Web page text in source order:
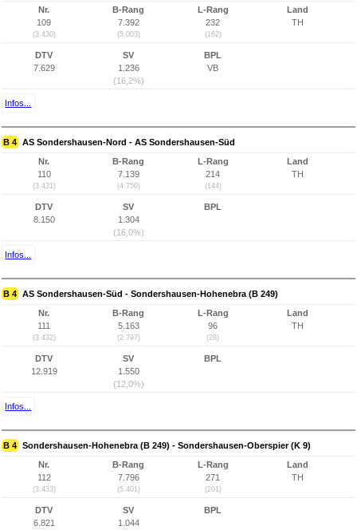
Nr.
109
(3.430)
B-Rang
7.392
(5.003)
L-Rang
232
(162)
Land
TH
DTV
7.629
SV
1.236
(16,2%)
BPL
VB
Infos...
B 4 AS Sondershausen-Nord - AS Sondershausen-Süd
Nr.
110
(3.431)
B-Rang
7.139
(4.750)
L-Rang
214
(144)
Land
TH
DTV
8.150
SV
1.304
(16,0%)
BPL
Infos...
B 4 AS Sondershausen-Süd - Sondershausen-Hohenebra (B 249)
Nr.
111
(3.432)
B-Rang
5.163
(2.797)
L-Rang
96
(28)
Land
TH
DTV
12.919
SV
1.550
(12,0%)
BPL
Infos...
B 4 Sondershausen-Hohenebra (B 249) - Sondershausen-Oberspier (K 9)
Nr.
112
(3.433)
B-Rang
7.796
(5.401)
L-Rang
271
(201)
Land
TH
DTV
6.821
SV
1.044
BPL